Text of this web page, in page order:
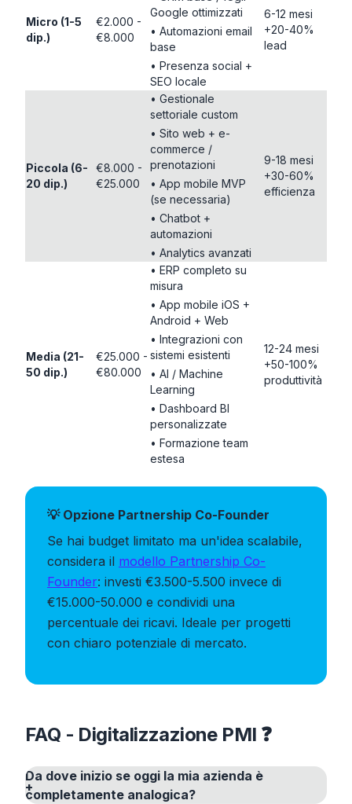
Micro (1-5
dip.)
€2.000 -
€8.000
Google ottimizzati
• Automazioni email
base
• Presenza social +
SEO locale
6-12 mesi
+20-40%
lead
Piccola (6-
20 dip.)
€8.000 -
€25.000
• Gestionale
settoriale custom
• Sito web + e-
commerce /
prenotazioni
• App mobile MVP
(se necessaria)
• Chatbot +
automazioni
• Analytics avanzati
9-18 mesi
+30-60%
efficienza
Media (21-
50 dip.)
€25.000 -
€80.000
• ERP completo su
misura
• App mobile iOS +
Android + Web
• Integrazioni con
sistemi esistenti
• AI / Machine
Learning
• Dashboard BI
personalizzate
• Formazione team
estesa
12-24 mesi
+50-100%
produttività
💡 Opzione Partnership Co-Founder
Se hai budget limitato ma un'idea scalabile,
considera il modello Partnership Co-
Founder: investi €3.500-5.500 invece di
€15.000-50.000 e condividi una
percentuale dei ricavi. Ideale per progetti
con chiaro potenziale di mercato.
FAQ - Digitalizzazione PMI ❓
Da dove inizio se oggi la mia azienda è
completamente analogica?